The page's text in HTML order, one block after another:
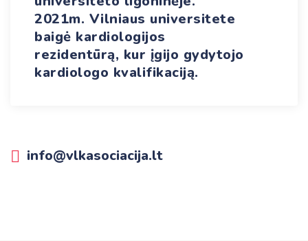
2021m. Vilniaus universitete
baigė kardiologijos
rezidentūrą, kur įgijo gydytojo
kardiologo kvalifikaciją.
info@vlkasociacija.lt